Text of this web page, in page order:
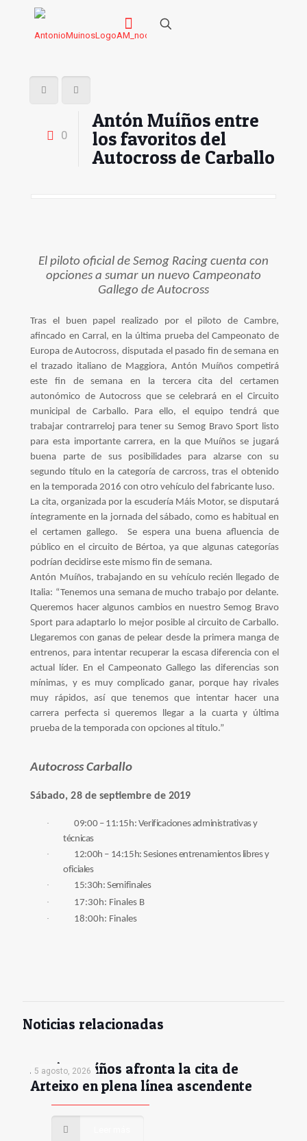
0
Antón Muíños entre
los favoritos del
Autocross de Carballo
El piloto oficial de Semog Racing cuenta con
opciones a sumar un nuevo Campeonato
Gallego de Autocross
Tras el buen papel realizado por el piloto de Cambre,
afincado en Carral, en la última prueba del Campeonato de
Europa de Autocross, disputada el pasado fin de semana en
el trazado italiano de Maggiora, Antón Muíños competirá
este fin de semana en la tercera cita del certamen
autonómico de Autocross que se celebrará en el Circuito
municipal de Carballo. Para ello, el equipo tendrá que
trabajar contrarreloj para tener su Semog Bravo Sport listo
para esta importante carrera, en la que Muíños se jugará
buena parte de sus posibilidades para alzarse con su
segundo título en la categoría de carcross, tras el obtenido
en la temporada 2016 con otro vehículo del fabricante luso.
La cita, organizada por la escudería Máis Motor, se disputará
íntegramente en la jornada del sábado, como es habitual en
el certamen gallego.
Se espera una buena afluencia de
público en el circuito de Bértoa, ya que algunas categorías
podrían decidirse este mismo fin de semana.
Antón Muíños, trabajando en su vehículo recién llegado de
Italia: “Tenemos una semana de mucho trabajo por delante.
Queremos hacer algunos cambios en nuestro Semog Bravo
Sport para adaptarlo lo mejor posible al circuito de Carballo.
Llegaremos con ganas de pelear desde la primera manga de
entrenos, para intentar recuperar la escasa diferencia con el
actual líder. En el Campeonato Gallego las diferencias son
mínimas, y es muy complicado ganar, porque hay rivales
muy rápidos, así que tenemos que intentar hacer una
carrera perfecta si queremos llegar a la cuarta y última
prueba de la temporada con opciones al título.”
Autocross Carballo
Sábado, 28 de septiembre de 2019
·
09:00 – 11:15h: Verificaciones administrativas y
técnicas
·
12:00h – 14:15h: Sesiones entrenamientos libres y
oficiales
· 15:30h:Semifinales
· 17:30h: Finales B
· 18:00h: Finales
Noticias relacionadas
5 agosto, 2026
Antón Muíños afronta la cita de
Arteixo en plena línea ascendente